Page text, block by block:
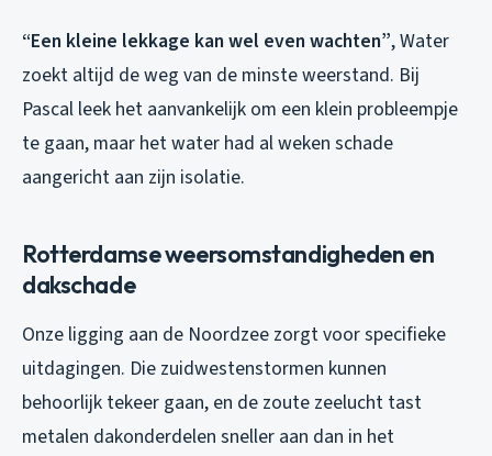
“Een kleine lekkage kan wel even wachten”, Water
zoekt altijd de weg van de minste weerstand. Bij
Pascal leek het aanvankelijk om een klein probleempje
te gaan, maar het water had al weken schade
aangericht aan zijn isolatie.
Rotterdamse weersomstandigheden en
dakschade
Onze ligging aan de Noordzee zorgt voor specifieke
uitdagingen. Die zuidwestenstormen kunnen
behoorlijk tekeer gaan, en de zoute zeelucht tast
metalen dakonderdelen sneller aan dan in het